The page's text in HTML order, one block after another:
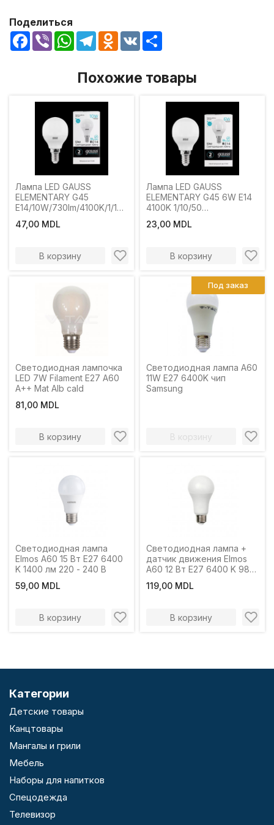
Поделиться
Facebook
Viber WhatsApp
TelegramOdnoklassniki
VK
Похожие товары
Лампа LED GAUSS
ELEMENTARY G45
E14/10W/730lm/4100K/1/10/100
47,00 MDL
В корзину
Лампа LED GAUSS
ELEMENTARY G45 6W E14
4100K 1/10/50
23,00 MDL
В корзину
Светодиодная лампочка
LED 7W Filament E27 A60
A++ Mat Alb cald
81,00 MDL
В корзину
Светодиодная лампа A60
11W E27 6400K чип
Samsung
В корзину
Под заказ
Светодиодная лампа
Elmos A60 15 Вт E27 6400
K 1400 лм 220 - 240 В
59,00 MDL
В корзину
Светодиодная лампа +
датчик движения Elmos
A60 12 Вт E27 6400 K 980
119,00 MDL
В корзину
Категории
Детские товары
Канцтовары
Мангалы и грили
Мебель
Наборы для напитков
Спецодежда
Телевизор